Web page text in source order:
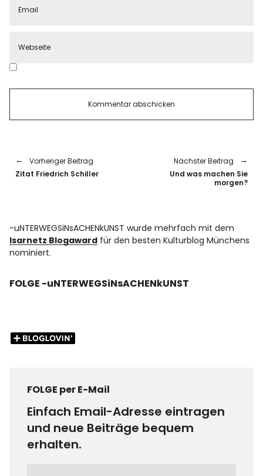
Vorheriger Beitrag
Zitat Friedrich Schiller
Nächster Beitrag
Und was machen Sie
morgen?
-uNTERWEGSiNsACHENkUNST wurde mehrfach mit dem
Isarnetz Blogaward für den besten Kulturblog Münchens
nominiert.
FOLGE -uNTERWEGSiNsACHENkUNST
FOLGE per E-Mail
Einfach Email-Adresse eintragen
und neue Beiträge bequem
erhalten.